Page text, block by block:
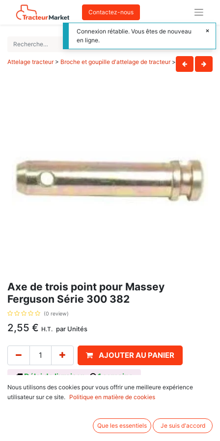
Contactez-nous
Attelage tracteur> Broche et goupille d'attelage de tracteur>
Axe de trois point pour Massey
Ferguson Série 300 382
(0 review)
2,55 € H.T. par Unités
AJOUTER AU PANIER
Délai de livraison : 1 semaine
broche ø: 3/4"- longueur utile : 92mm - longueur : 127mm, catégorie 1,
Informations complémentaires:
Nous utilisons des cookies pour vous offrir une meilleure expérience
utilisateur sur ce site.
Politique en matière de cookies
Que les essentiels Je suis d'accord
Connexion rétablie. Vous êtes de nouveau
en ligne.